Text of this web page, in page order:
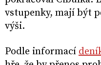
vstupenky, mají být
výši.
Podle informací